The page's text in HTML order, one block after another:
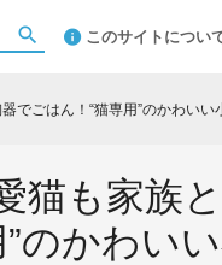
このサイトについ
でごはん！“猫専用”のかわい
猫も家族
”のかわい